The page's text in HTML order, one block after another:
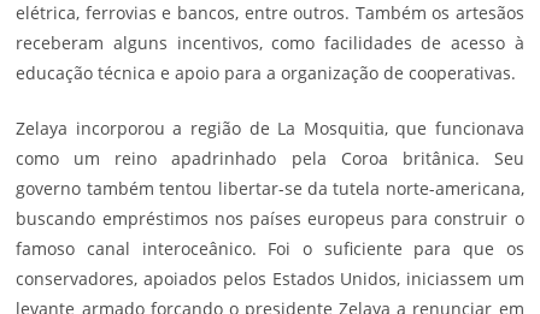
elétrica, ferrovias e bancos, entre outros. Também os artesãos
receberam alguns incentivos, como facilidades de acesso à
educação técnica e apoio para a organização de cooperativas.
Zelaya incorporou a região de La Mosquitia, que funcionava
como um reino apadrinhado pela Coroa britânica. Seu
governo também tentou libertar-se da tutela norte-americana,
buscando empréstimos nos países europeus para construir o
famoso canal interoceânico. Foi o suficiente para que os
conservadores, apoiados pelos Estados Unidos, iniciassem um
levante armado forçando o presidente Zelaya a renunciar em